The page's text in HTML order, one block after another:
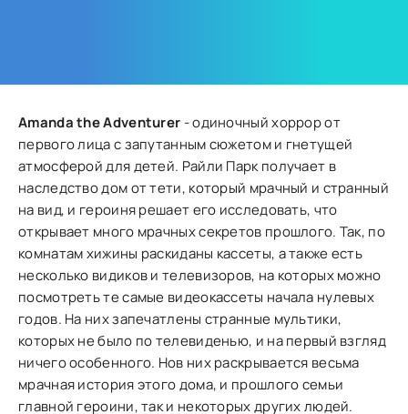
Amanda the Adventurer - одиночный хоррор от
первого лица с запутанным сюжетом и гнетущей
атмосферой для детей. Райли Парк получает в
наследство дом от тети, который мрачный и странный
на вид, и героиня решает его исследовать, что
открывает много мрачных секретов прошлого. Так, по
комнатам хижины раскиданы кассеты, а также есть
несколько видиков и телевизоров, на которых можно
посмотреть те самые видеокассеты начала нулевых
годов. На них запечатлены странные мультики,
которых не было по телевиденью, и на первый взгляд
ничего особенного. Нов них раскрывается весьма
мрачная история этого дома, и прошлого семьи
главной героини, так и некоторых других людей.